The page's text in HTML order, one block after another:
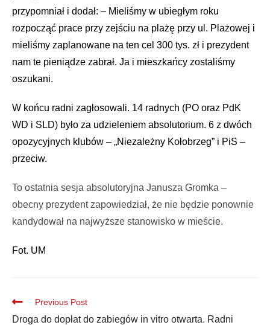
przypomniał i dodał: – Mieliśmy w ubiegłym roku
rozpocząć prace przy zejściu na plażę przy ul. Plażowej i
mieliśmy zaplanowane na ten cel 300 tys. zł i prezydent
nam te pieniądze zabrał. Ja i mieszkańcy zostaliśmy
oszukani.
W końcu radni zagłosowali. 14 radnych (PO oraz PdK
WD i SLD) było za udzieleniem absolutorium. 6 z dwóch
opozycyjnych klubów – „Niezależny Kołobrzeg” i PiS –
przeciw.
To ostatnia sesja absolutoryjna Janusza Gromka –
obecny prezydent zapowiedział, że nie będzie ponownie
kandydował na najwyższe stanowisko w mieście.
Fot. UM
Previous Post
Droga do dopłat do zabiegów in vitro otwarta. Radni